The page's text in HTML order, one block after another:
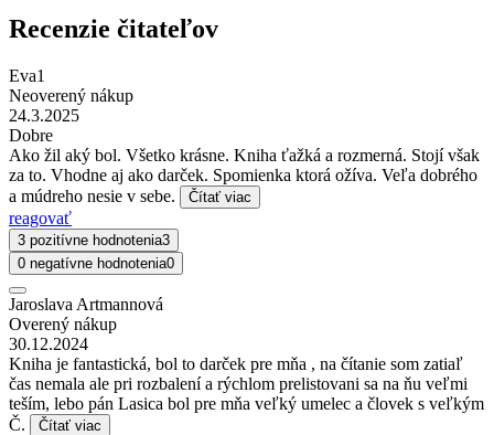
Recenzie čitateľov
Eva1
Neoverený nákup
24.3.2025
Dobre
Ako žil aký bol. Všetko krásne. Kniha ťažká a rozmerná. Stojí však
za to. Vhodne aj ako darček. Spomienka ktorá ožíva. Veľa dobrého
a múdreho nesie v sebe.
Čítať viac
reagovať
3 pozitívne hodnotenia3
0 negatívne hodnotenia0
Jaroslava Artmannová
Overený nákup
30.12.2024
Kniha je fantastická, bol to darček pre mňa , na čítanie som zatiaľ
čas nemala ale pri rozbalení a rýchlom prelistovani sa na ňu veľmi
teším, lebo pán Lasica bol pre mňa veľký umelec a človek s veľkým
Č.
Čítať viac